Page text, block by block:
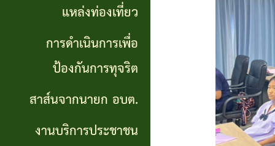
ทุจริต
สาส์น
นายก
อบต.
แหล่งท่องเที่ยว
การดำเนินการเพื่อ
ป้องกันการทุจริต
สาส์นจากนายก อบต.
งานบริการประชาชน